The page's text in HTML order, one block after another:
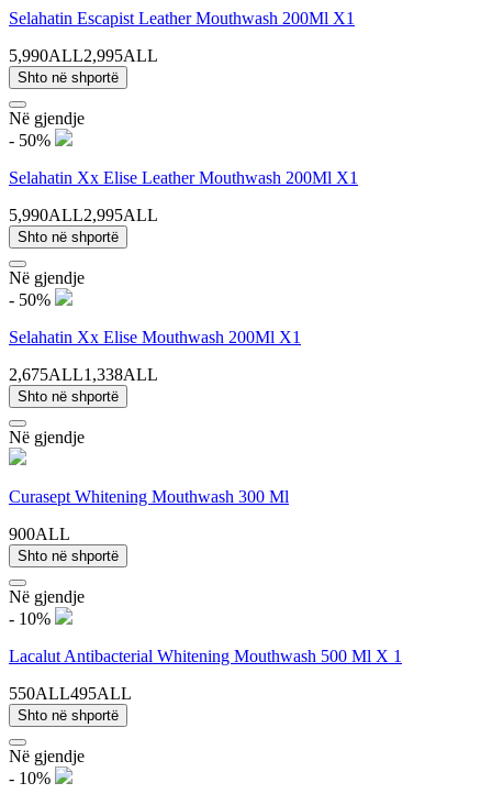
Selahatin Escapist Leather Mouthwash 200Ml X1
5,990ALL2,995ALL
Shto në shportë
Në gjendje
- 50%
Selahatin Xx Elise Leather Mouthwash 200Ml X1
5,990ALL2,995ALL
Shto në shportë
Në gjendje
- 50%
Selahatin Xx Elise Mouthwash 200Ml X1
2,675ALL1,338ALL
Shto në shportë
Në gjendje
Curasept Whitening Mouthwash 300 Ml
900ALL
Shto në shportë
Në gjendje
- 10%
Lacalut Antibacterial Whitening Mouthwash 500 Ml X 1
550ALL495ALL
Shto në shportë
Në gjendje
- 10%